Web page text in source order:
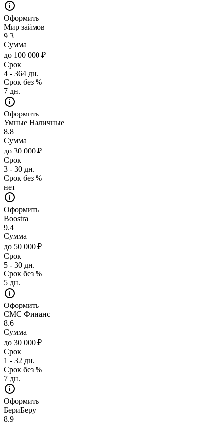
Оформить
Мир займов
9.3
Сумма
до 100 000 ₽
Срок
4 - 364 дн.
Срок без %
7 дн.
Оформить
Умные Наличные
8.8
Сумма
до 30 000 ₽
Срок
3 - 30 дн.
Срок без %
нет
Оформить
Boostra
9.4
Сумма
до 50 000 ₽
Срок
5 - 30 дн.
Срок без %
5 дн.
Оформить
СМС Финанс
8.6
Сумма
до 30 000 ₽
Срок
1 - 32 дн.
Срок без %
7 дн.
Оформить
БериБеру
8.9